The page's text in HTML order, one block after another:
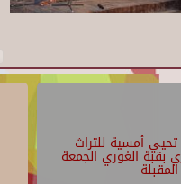
أمسية للتراث
بقبة الغوري الجمعة
المقبلة